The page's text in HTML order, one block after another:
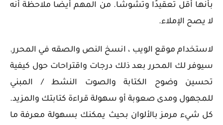
بأنها أقل تعقيدًا وتشوشًا. من المهم أيضًا ملاحظة أنه
لا يصح الإملاء.
لاستخدام موقع الويب ، انسخ النص والصقه في المحرر.
سيوفر لك المحرر بعد ذلك درجات واقتراحات حول كيفية
تحسين وضوح الكتابة والصوت النشط / المبني
للمجهول ومدى صعوبة أو سهولة قراءة كتابتك والمزيد.
كل شيء مرمز بالألوان بحيث يمكنك بسهولة معرفة ما